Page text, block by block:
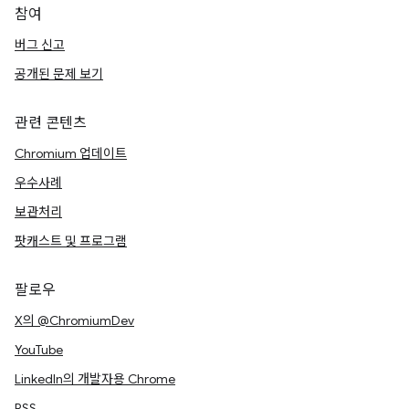
참여
버그 신고
공개된 문제 보기
관련 콘텐츠
Chromium 업데이트
우수사례
보관처리
팟캐스트 및 프로그램
팔로우
X의 @ChromiumDev
YouTube
LinkedIn의 개발자용 Chrome